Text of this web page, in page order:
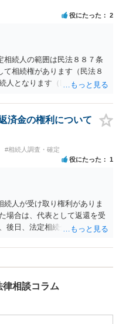
る必要はありません。
役にたった 2
相続人の範囲は民法８８７条
相続権があります（民法８
人となります（民法８９０
加えて「おじ又はおば」にも
済金の権利について
#相続人調査・確定
役にたった 1
人が受け取り権利がありま
場合は、代表として返還を受
後日、法定相続分に基づいて
相談コラム